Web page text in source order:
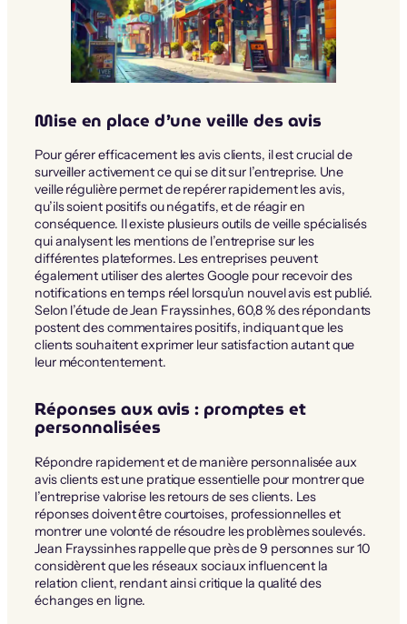
Mise en place d’une veille des avis
Pour gérer efficacement les avis clients, il est crucial de
surveiller activement ce qui se dit sur l’entreprise. Une
veille régulière permet de repérer rapidement les avis,
qu’ils soient positifs ou négatifs, et de réagir en
conséquence. Il existe plusieurs outils de veille spécialisés
qui analysent les mentions de l’entreprise sur les
différentes plateformes. Les entreprises peuvent
également utiliser des alertes Google pour recevoir des
notifications en temps réel lorsqu’un nouvel avis est publié.
Selon l’étude de Jean Frayssinhes, 60,8 % des répondants
postent des commentaires positifs, indiquant que les
clients souhaitent exprimer leur satisfaction autant que
leur mécontentement.
Réponses aux avis : promptes et
personnalisées
Répondre rapidement et de manière personnalisée aux
avis clients est une pratique essentielle pour montrer que
l’entreprise valorise les retours de ses clients. Les
réponses doivent être courtoises, professionnelles et
montrer une volonté de résoudre les problèmes soulevés.
Jean Frayssinhes rappelle que près de 9 personnes sur 10
considèrent que les réseaux sociaux influencent la
relation client, rendant ainsi critique la qualité des
échanges en ligne.